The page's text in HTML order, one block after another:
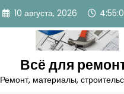
10 августа, 2026
Всё для
Ремонт, материалы,